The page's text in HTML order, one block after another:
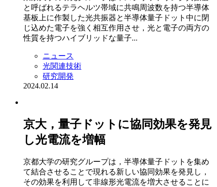
と呼ばれるテラヘルツ帯域に共鳴周波数を持つ半導体
基板上に作製した光共振器と半導体量子ドット中に閉
じ込めた電子を強く相互作用させ，光と電子の両方の
性質を持つハイブリッドな量子...
ニュース
光関連技術
研究開発
2024.02.14
京大，量子ドットに協同効果を発見
し光電流を増幅
京都大学の研究グループは，半導体量子ドットを集め
て結合させることで現れる新しい協同効果を発見し，
その効果を利用して非線形光電流を増大させることに